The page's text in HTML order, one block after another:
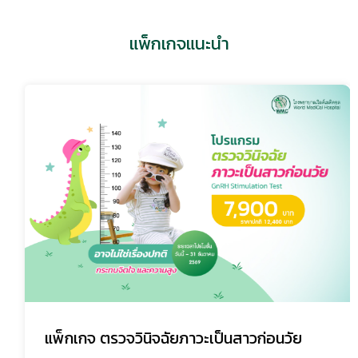
แพ็กเกจแนะนำ
แพ็กเกจ ตรวจวินิจฉัยภาวะเป็นสาวก่อนวัย